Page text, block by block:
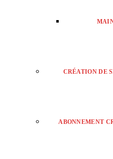
CRÉATION DE
ABONNEMENT